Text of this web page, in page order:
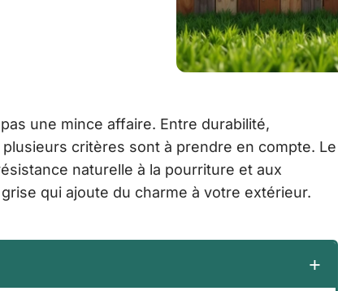
une mince affaire. Entre durabilité,
critères sont à prendre en compte. Le
naturelle à la pourriture et aux
qui ajoute du charme à votre extérieur.